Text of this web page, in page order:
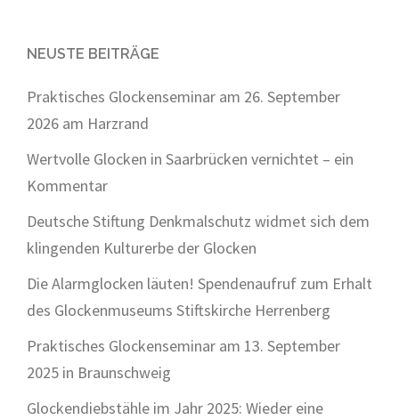
NEUSTE BEITRÄGE
Praktisches Glockenseminar am 26. September
2026 am Harzrand
Wertvolle Glocken in Saarbrücken vernichtet – ein
Kommentar
Deutsche Stiftung Denkmalschutz widmet sich dem
klingenden Kulturerbe der Glocken
Die Alarmglocken läuten! Spendenaufruf zum Erhalt
des Glockenmuseums Stiftskirche Herrenberg
Praktisches Glockenseminar am 13. September
2025 in Braunschweig
Glockendiebstähle im Jahr 2025: Wieder eine